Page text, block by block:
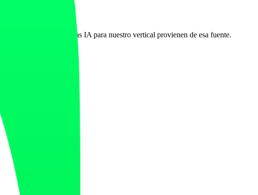
de citas en respuestas IA para nuestro vertical provienen de esa fuente.